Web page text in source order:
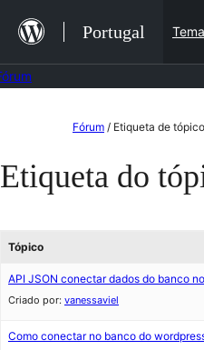
para
o
Portugal
o
Fórum / Etiqueta de
Etiqueta do
Tópico
API JSON conectar dados do banco
Criado por: vanessaviel
Como conectar no banco do